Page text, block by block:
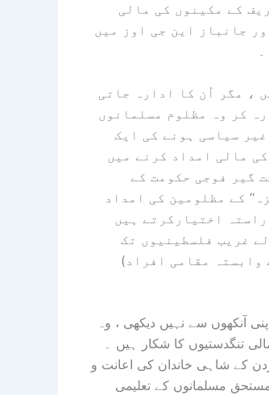
کے مکینوں کی مالی
جانباز این جی اوز میں
، مگر اُن کا ادارہ جاتی
کر وہ مظلوم مسلمانوں
سیاسی ہونے کی ایک
مالی امداد کرنے میں
گیر فوجی حکومت کے
کے مظلومین کی امداد
اختیارکرتے ہیں
غریب فلسطینیوں تک
وابستہ مقامی افراد)
آنکھوں سے نہیں دیکھی ، وہ
تنگدستیوں کا شکار ہیں ۔
کے شاہی خاندان کی اعانت و
مسلمانوں کے تعلیمی